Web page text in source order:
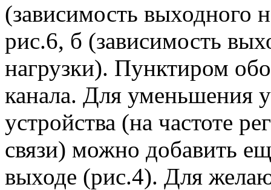
(зависимость выходного
рис.6, б (зависимость
нагрузки). Пунктиром
канала. Для уменьшения
устройства (на частоте
связи) можно добавить
выходе (рис.4). Для